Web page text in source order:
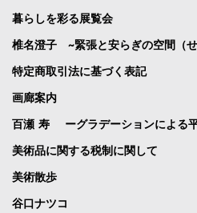
暮らしを彩る展覧会
椎名澄子 ~緊張と安らぎの空間（
特定商取引法に基づく表記
画廊案内
百瀬 寿 ーグラデーションによる
美術品に関する税制に関して
美術散歩
谷口ナツコ